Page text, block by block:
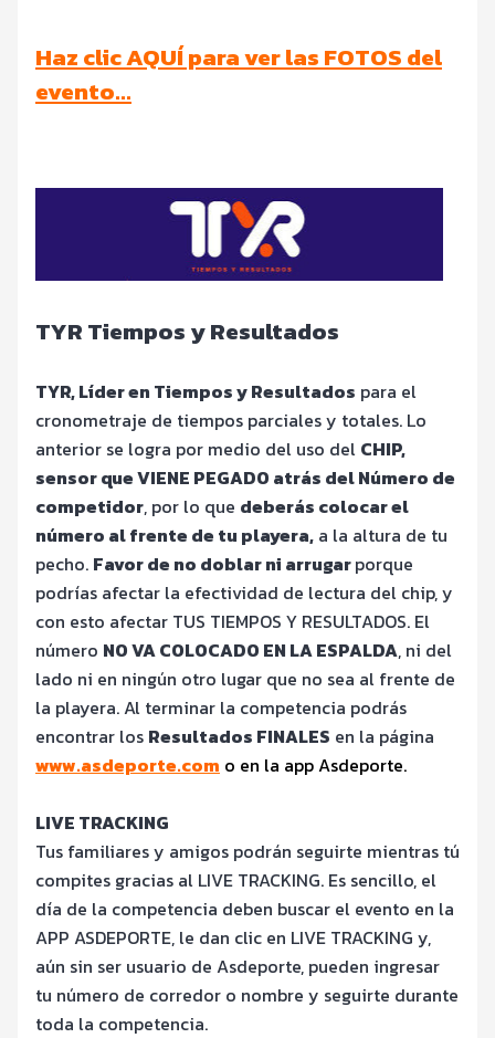
Haz clic AQUÍ para ver las FOTOS del
evento…
TYR Tiempos y Resultados
TYR, Líder en Tiempos y Resultados para el
cronometraje de tiempos parciales y totales. Lo
anterior se logra por medio del uso del CHIP,
sensor que VIENE PEGADO atrás del Número de
competidor, por lo que deberás colocar el
número al frente de tu playera, a la altura de tu
pecho. Favor de no doblar ni arrugarporque
podrías afectar la efectividad de lectura del chip, y
con esto afectar TUS TIEMPOS Y RESULTADOS. El
número NO VA COLOCADO EN LA ESPALDA, ni del
lado ni en ningún otro lugar que no sea al frente de
la playera.Al terminar la competencia podrás
encontrar los Resultados FINALES en la página
www.asdeporte.com o en la app Asdeporte.
LIVE TRACKING
Tus familiares y amigos podrán seguirte mientras tú
compites gracias al LIVE TRACKING. Es sencillo, el
día de la competencia deben buscar el evento en la
APP ASDEPORTE, le dan clic en LIVE TRACKING y,
aún sin ser usuario de Asdeporte, pueden ingresar
tu número de corredor o nombre y seguirte durante
toda la competencia.